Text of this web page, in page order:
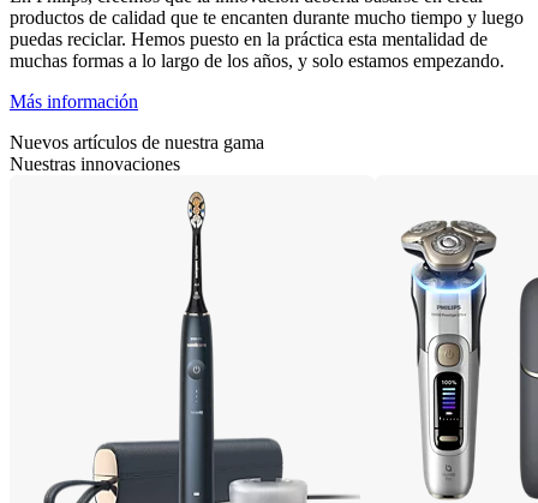
productos de calidad que te encanten durante mucho tiempo y luego
puedas reciclar. Hemos puesto en la práctica esta mentalidad de
muchas formas a lo largo de los años, y solo estamos empezando.
Más información
Nuevos artículos de nuestra gama
Nuestras innovaciones